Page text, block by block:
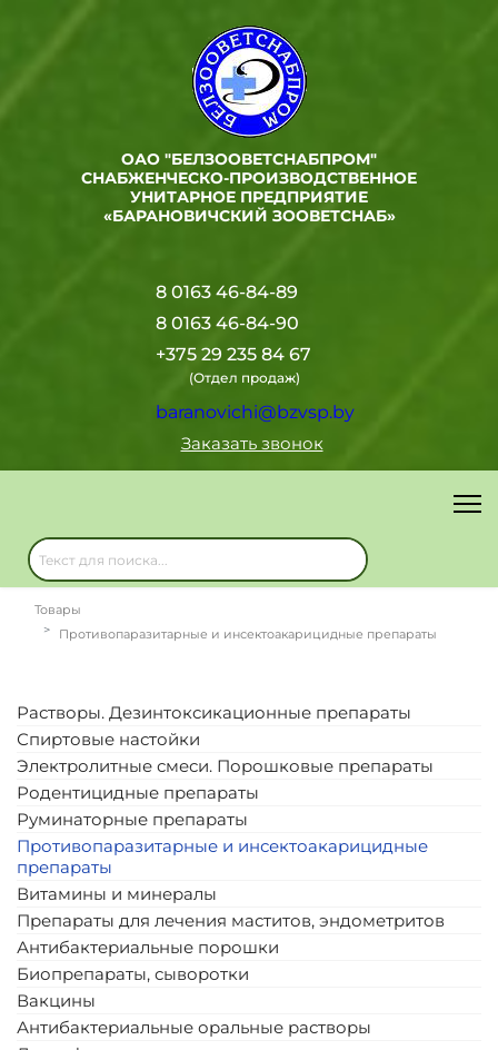
ОАО "БЕЛЗООВЕТСНАБПРОМ"
СНАБЖЕНЧЕСКО-ПРОИЗВОДСТВЕННОЕ
УНИТАРНОЕ ПРЕДПРИЯТИЕ
«БАРАНОВИЧСКИЙ ЗООВЕТСНАБ»
8 0163 46-84-89
8 0163 46-84-90
+375 29 235 84 67
(Отдел продаж)
baranovichi@bzvsp.by
Заказать звонок
Товары
Противопаразитарные и инсектоакарицидные препараты
Растворы. Дезинтоксикационные препараты
Спиртовые настойки
Электролитные смеси. Порошковые препараты
Родентицидные препараты
Руминаторные препараты
Противопаразитарные и инсектоакарицидные
препараты
Витамины и минералы
Препараты для лечения маститов, эндометритов
Антибактериальные порошки
Биопрепараты, сыворотки
Вакцины
Антибактериальные оральные растворы